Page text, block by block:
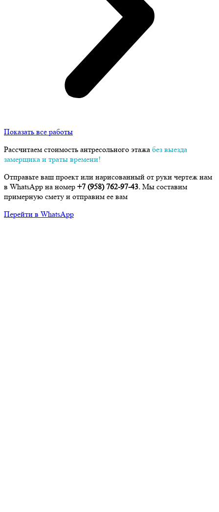
Показать все работы
Рассчитаем стоимость антресольного этажа без выезда
замерщика и траты времени!
Отправьте ваш проект или нарисованный от руки чертеж нам
в WhatsApp на номер +7 (958) 762-97-43. Мы составим
примерную смету и отправим ее вам
Перейти в WhatsApp